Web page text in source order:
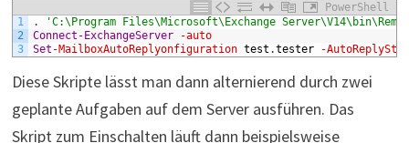
PowerShell
1
2
3
.
'C:\Program Files\Microsoft\Exchange
Connect-ExchangeServer
-auto
Set -MailboxAutoReplyonfiguration test .tester -
Diese Skripte lässt man dann alternierend durch zwei
geplante Aufgaben auf dem Server ausführen. Das
Skript zum Einschalten läuft dann beispielsweise